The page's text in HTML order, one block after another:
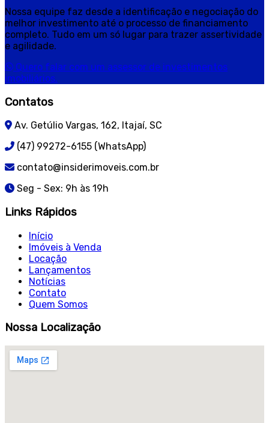
Nossa equipe faz desde a identificação e negociação do
melhor investimento até o processo de financiamento
completo. Tudo em um só lugar para trazer assertividade
e agilidade.
Quero falar com um assessor de investimentos
imobiliários.
Contatos
Av. Getúlio Vargas, 162, Itajaí, SC
(47) 99272-6155 (WhatsApp)
contato@insiderimoveis.com.br
Seg - Sex: 9h às 19h
Links Rápidos
Início
Imóveis à Venda
Locação
Lançamentos
Notícias
Contato
Quem Somos
Nossa Localização